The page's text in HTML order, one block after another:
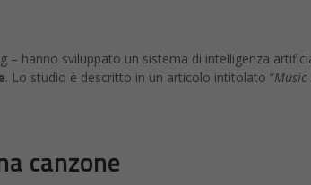
hanno sviluppato un sistema di intelligenza
. Lo studio è descritto in un articolo intitolato “Music
canzone